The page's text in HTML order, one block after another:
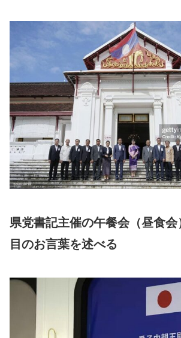
県党書記主催の午餐会（昼食
目のお言葉を述べる